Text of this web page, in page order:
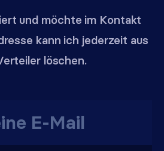
und möchte im Kontakt
kann ich jederzeit aus
löschen.